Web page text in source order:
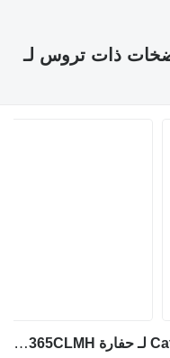
ذات تروس لـ
مضخة ذات تروس Caterpillar 2478968 لـ حفارة Caterpillar 365B 365C 365CL 374DL 365BII 365CLMH